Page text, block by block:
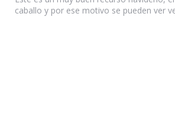
caballo y por ese motivo se pueden ver